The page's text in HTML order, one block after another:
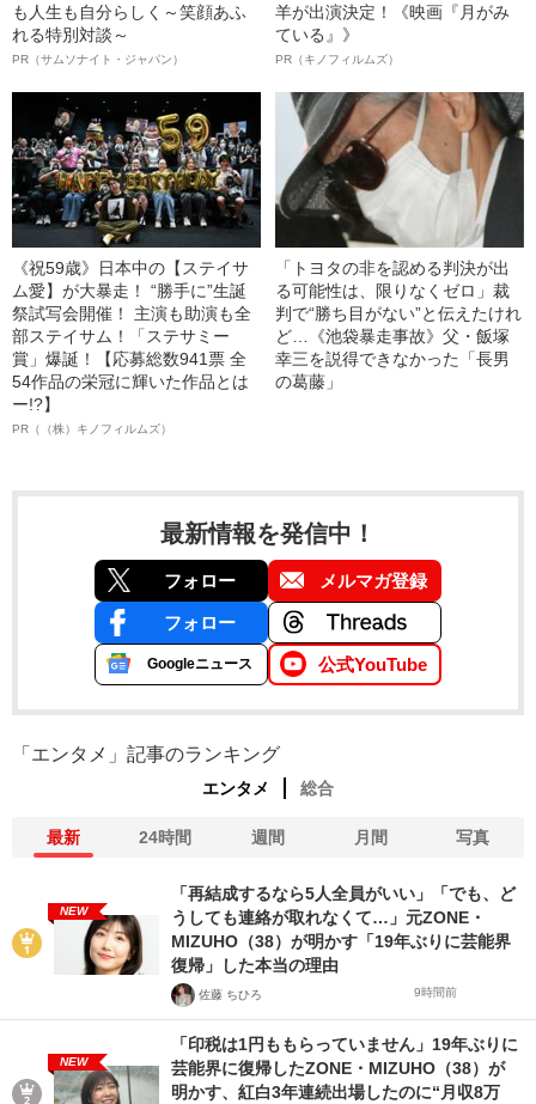
も人生も自分らしく～笑顔あふ
れる特別対談～
PR（サムソナイト・ジャパン）
羊が出演決定！《映画『月がみ
ている』》
PR（キノフィルムズ）
《祝59歳》日本中の【ステイサ
ム愛】が大暴走！ “勝手に”生誕
祭試写会開催！ 主演も助演も全
部ステイサム！「ステサミー
賞」爆誕！【応募総数941票 全
54作品の栄冠に輝いた作品とは
ー!?】
PR（（株）キノフィルムズ）
「トヨタの非を認める判決が出
る可能性は、限りなくゼロ」裁
判で“勝ち目がない”と伝えたけれ
ど…《池袋暴走事故》父・飯塚
幸三を説得できなかった「長男
の葛藤」
最新情報を発信中！
フォロー メルマガ登録
フォロー
Googleニュース 公式YouTube
「エンタメ」記事のランキング
エンタメ 総合
最新 24時間 週間 月間 写真
NEW
「再結成するなら5人全員がいい」「でも、ど
うしても連絡が取れなくて…」元ZONE・
MIZUHO（38）が明かす「19年ぶりに芸能界
復帰」した本当の理由
佐藤 ちひろ 9時間前
NEW
「印税は1円ももらっていません」19年ぶりに
芸能界に復帰したZONE・MIZUHO（38）が
明かす、紅白3年連続出場したのに“月収8万